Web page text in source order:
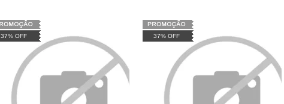
37% OFF 37% OFF